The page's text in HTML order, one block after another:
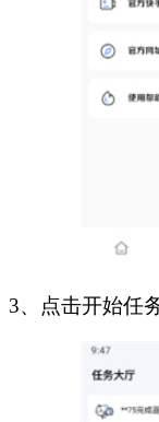
3、点击开始任务